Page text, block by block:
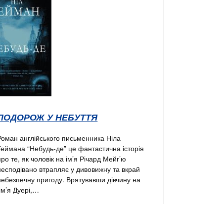
У НЕБУТТЯ
англійського письменника Ніла
“Небудь-де” це фантастична історія
те, як чоловік на ім’я Річард Мейг’ю
втрапляє у дивовижну та вкрай
пригоду. Врятувавши дівчину на
ім’я Дуері,…